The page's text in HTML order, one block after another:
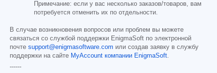
Примечание: если у вас несколько заказов/товаров, вам
потребуется отменить их по отдельности.
В случае возникновения вопросов или проблем вы можете
связаться со службой поддержки EnigmaSoft по электронной
почте support@enigmasoftware.com или создав заявку в службу
поддержки на сайте MyAccount компании EnigmaSoft.
------